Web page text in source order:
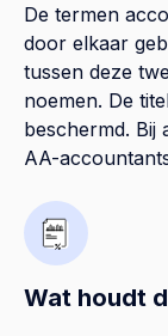
De termen
door elkaar
tussen deze
noemen. De
beschermd. Bij
AA-
Wat houdt